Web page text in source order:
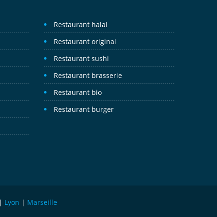
Restaurant halal
Restaurant original
Restaurant sushi
Restaurant brasserie
Restaurant bio
Restaurant burger
| Lyon | Marseille